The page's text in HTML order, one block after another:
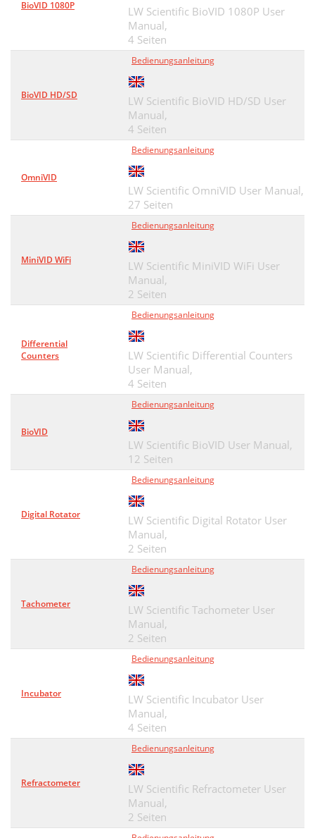
BioVID 1080P
LW Scientific BioVID 1080P User
Manual,
4 Seiten
BioVID HD/SD
Bedienungsanleitung
LW Scientific BioVID HD/SD User
Manual,
4 Seiten
OmniVID
Bedienungsanleitung
LW Scientific OmniVID User Manual,
27 Seiten
MiniVID WiFi
Bedienungsanleitung
LW Scientific MiniVID WiFi User
Manual,
2 Seiten
Differential
Counters
Bedienungsanleitung
LW Scientific Differential Counters
User Manual,
4 Seiten
BioVID
Bedienungsanleitung
LW Scientific BioVID User Manual,
12 Seiten
Digital Rotator
Bedienungsanleitung
LW Scientific Digital Rotator User
Manual,
2 Seiten
Tachometer
Bedienungsanleitung
LW Scientific Tachometer User
Manual,
2 Seiten
Incubator
Bedienungsanleitung
LW Scientific Incubator User
Manual,
4 Seiten
Refractometer
Bedienungsanleitung
LW Scientific Refractometer User
Manual,
2 Seiten